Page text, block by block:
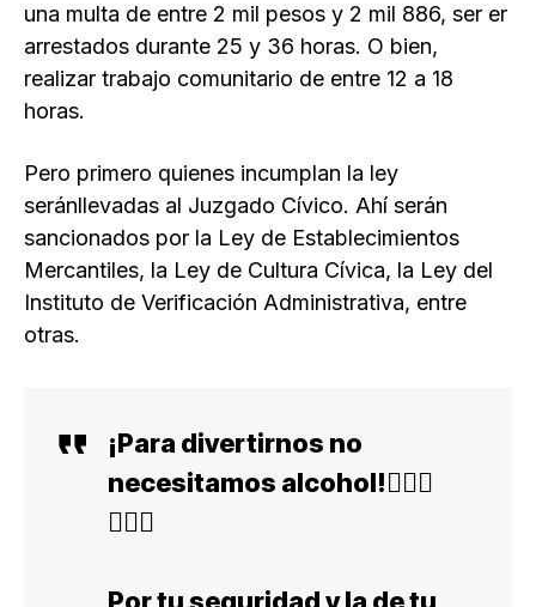
una multa de entre 2 mil pesos y 2 mil 886, ser er
arrestados durante 25 y 36 horas. O bien,
realizar trabajo comunitario de entre 12 a 18
horas.
Pero primero quienes incumplan la ley
seránllevadas al Juzgado Cívico. Ahí serán
sancionados por la Ley de Establecimientos
Mercantiles, la Ley de Cultura Cívica, la Ley del
Instituto de Verificación Administrativa, entre
otras.
¡Para divertirnos no
necesitamos alcohol!🙅🏽‍♀️
🙅🏽‍♂️